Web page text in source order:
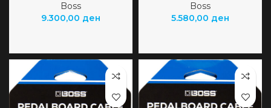
Boss
9.300,00 ден
Boss
5.580,00 ден